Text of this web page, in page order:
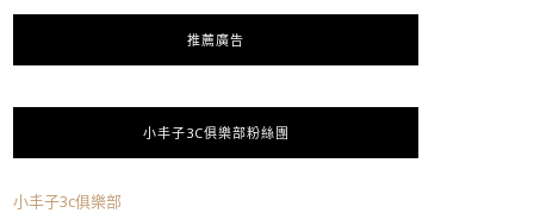
推薦廣告
小丰子3C俱樂部粉絲團
小丰子3c俱樂部